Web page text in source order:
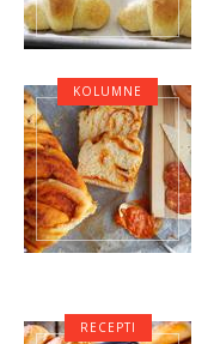
KOLUMNE
RECEPTI